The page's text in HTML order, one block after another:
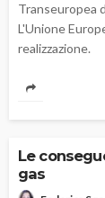
Transeuropea
L'Unione
realizzazione.
Le
gas